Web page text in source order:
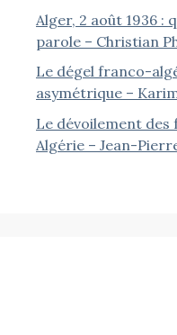
Alger, 2 août 1936 :
parole – Christian
Le dégel franco-
asymétrique –
Le dévoilement des
Algérie – Jean-